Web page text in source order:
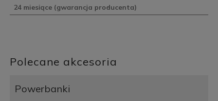
24 miesiące (gwarancja producenta)
Polecane akcesoria
Powerbanki